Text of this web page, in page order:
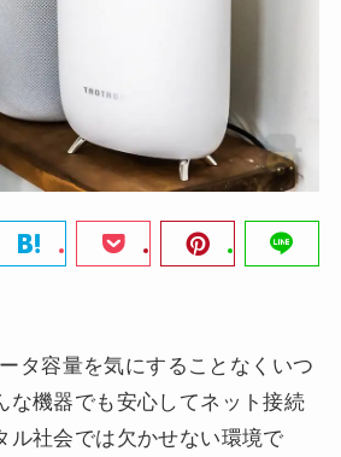
タ容量を気にすることなくいつ
な機器でも安心してネット接続
ル社会では欠かせない環境で